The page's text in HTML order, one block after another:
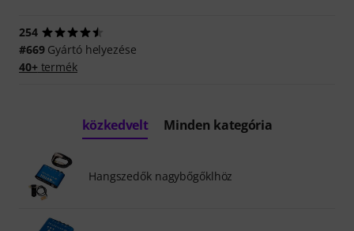
254
#669Gyártó helyezése
40+termék
közkedvelt Minden kategória
Hangszedők nagybőgőklhöz